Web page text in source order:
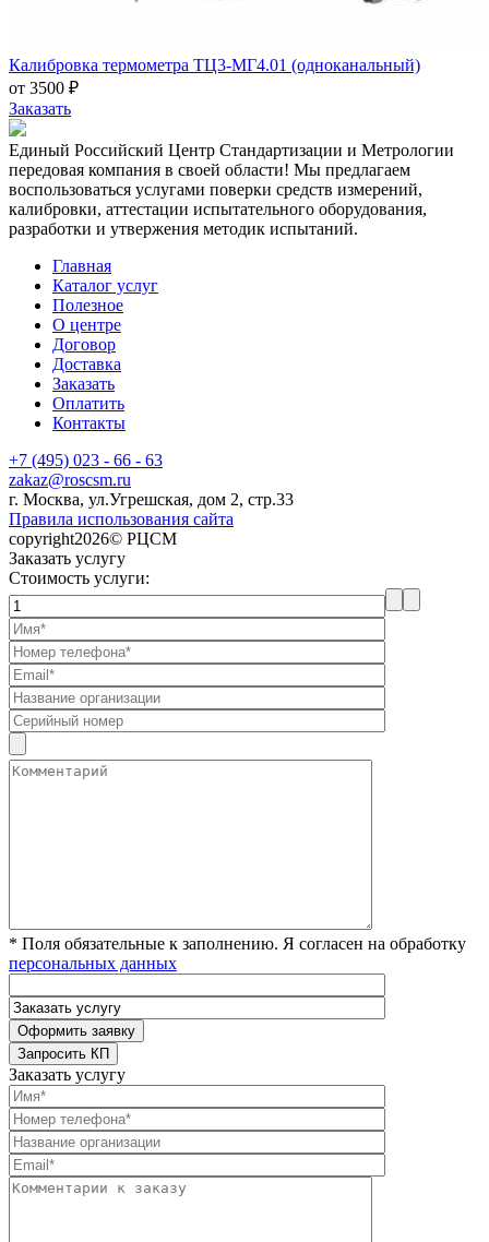
Калибровка термометра ТЦ3-МГ4.01 (одноканальный)
от 3500 ₽
Заказать
Единый Российский Центр Стандартизации и Метрологии
передовая компания в своей области! Мы предлагаем
воспользоваться услугами поверки средств измерений,
калибровки, аттестации испытательного оборудования,
разработки и утвержения методик испытаний.
Главная
Каталог услуг
Полезное
О центре
Договор
Доставка
Заказать
Оплатить
Контакты
+7 (495) 023 - 66 - 63
zakaz@roscsm.ru
г. Москва, ул.Угрешская, дом 2, стр.33
Правила использования сайта
copyright2026© РЦСМ
Заказать услугу
Стоимость услуги:
* Поля обязательные к заполнению. Я согласен на обработку
персональных данных
Заказать услугу